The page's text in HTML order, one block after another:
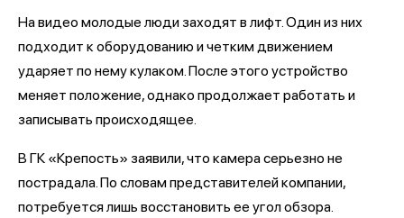
На видео молодые люди заходят в лифт. Один из них
подходит к оборудованию и четким движением
ударяет по нему кулаком. После этого устройство
меняет положение, однако продолжает работать и
записывать происходящее.
В ГК «Крепость» заявили, что камера серьезно не
пострадала. По словам представителей компании,
потребуется лишь восстановить ее угол обзора.